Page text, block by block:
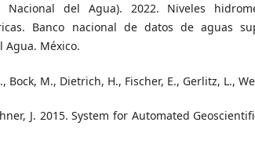
Nacional del Agua). 2022. Niveles
Banco nacional de datos de aguas
Agua. México.
Bock, M., Dietrich, H., Fischer, E., Gerlitz, L.,
J. 2015. System for Automated